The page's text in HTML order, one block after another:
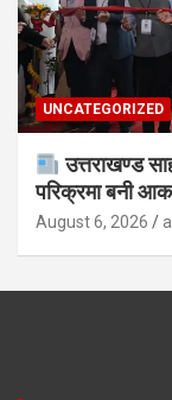
UNCATEGORIZED
उत्तराखण्ड
परिक्रमा बनी
August 6, 2026